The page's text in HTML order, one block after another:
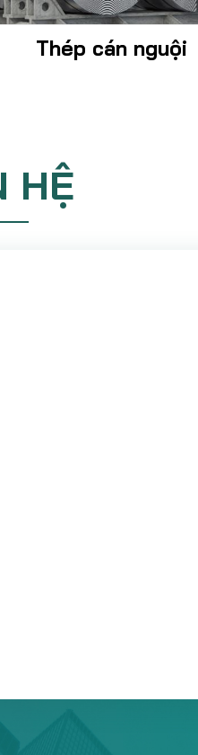
Thép cán nguội
HỆ